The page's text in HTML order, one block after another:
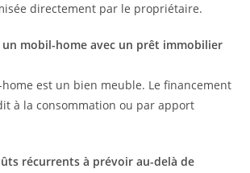
directement par le propriétaire.
mobil-home avec un prêt immobilier
est un bien meuble. Le financement
à la consommation ou par apport
récurrents à prévoir au-delà de